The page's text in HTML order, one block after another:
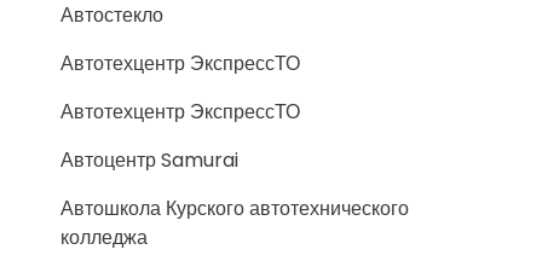
Автостекло
Автотехцентр ЭкспрессТО
Автотехцентр ЭкспрессТО
Автоцентр Samurai
Автошкола Курского автотехнического
колледжа